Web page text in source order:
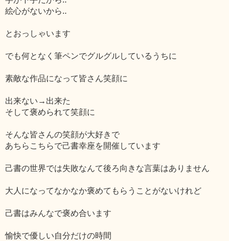
絵心がないから‥
とおっしゃいます
でも何となく筆ペンでグルグルしているうちに
素敵な作品になって皆さん笑顔に
出来ない→出来た
そして褒められて笑顔に
そんな皆さんの笑顔が大好きで
あちらこちらで己書幸座を開催しています
己書の世界では失敗なんて後ろ向きな言葉はありません
大人になってなかなか褒めてもらうことがないけれど
己書はみんなで褒め合います
愉快で優しい自分だけの時間